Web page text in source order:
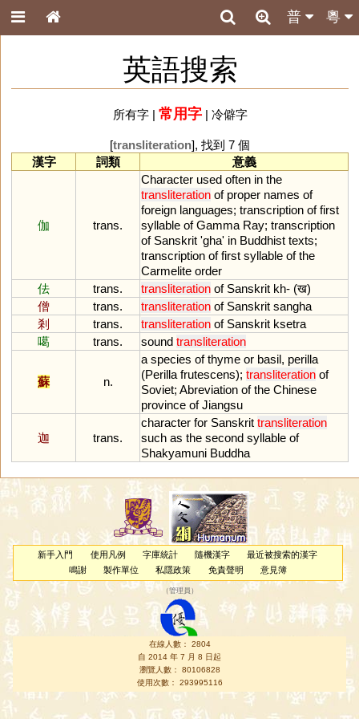
粵
普
英語搜索
所有字| 常用字| 冷僻字
[transliteration], 找到 7 個
漢字
詞類 意義
伽 trans.
Character used often in the
transliteration of proper names of
foreign languages; transcription of first
syllable of Gamma Ray; transcription
of Sanskrit 'gha' in Buddhist texts;
transcription of first syllable of the
Carmelite order
佉
trans. transliteration of Sanskrit kh- (ख)
僧
trans. transliteration of Sanskrit sangha
剎
trans. transliteration of Sanskrit ksetra
噶
trans. sound transliteration
蘇 n.
a species of thyme or basil, perilla
(Perilla frutescens); transliteration of
Soviet; Abreviation of the Chinese
province of Jiangsu
迦 trans.
character for Sanskrit transliteration
such as the second syllable of
Shakyamuni Buddha
新手入門 使用凡例 字庫統計 隨機漢字
最近被搜索的漢字
鳴謝
製作單位 私隱政策 免責聲明 意見簿
（管理員 ）
在線人數： 2804
自 2014 年 7 月 8 日起
瀏覽人數： 80106828
使用次數： 293995116